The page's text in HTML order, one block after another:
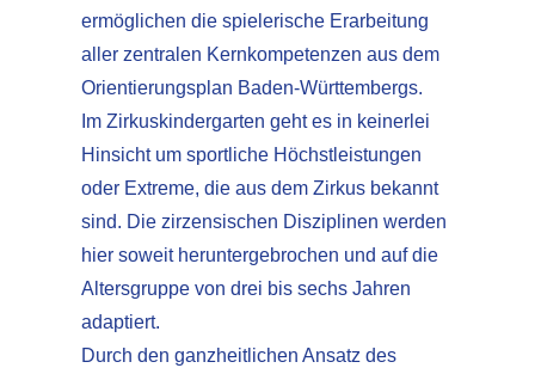
ermöglichen die spielerische Erarbeitung
aller zentralen Kernkompetenzen aus dem
Orientierungsplan Baden-Württembergs.
Im Zirkuskindergarten geht es in keinerlei
Hinsicht um sportliche Höchstleistungen
oder Extreme, die aus dem Zirkus bekannt
sind. Die zirzensischen Disziplinen werden
hier soweit heruntergebrochen und auf die
Altersgruppe von drei bis sechs Jahren
adaptiert.
Durch den ganzheitlichen Ansatz des